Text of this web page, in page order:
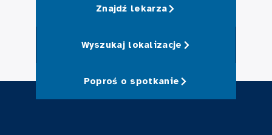
Znajdź lekarza
Wyszukaj lokalizacje
Poproś o spotkanie